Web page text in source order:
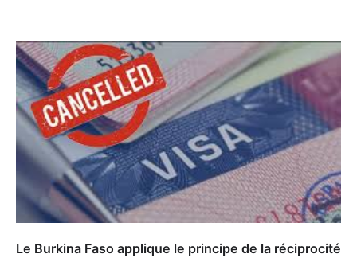
Le Burkina Faso applique le principe de la réciprocité